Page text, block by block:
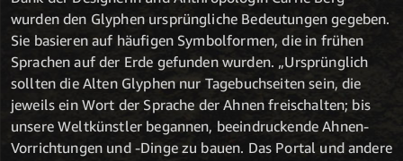
wurden den Glyphen ursprüngliche Bedeutungen gegeben.
Sie basieren auf häufigen Symbolformen, die in frühen
Sprachen auf der Erde gefunden wurden. „Ursprünglich
sollten die Alten Glyphen nur Tagebuchseiten sein, die
jeweils ein Wort der Sprache der Ahnen freischalten; bis
unsere Weltkünstler begannen, beeindruckende Ahnen-
Vorrichtungen und -Dinge zu bauen. Das Portal und andere